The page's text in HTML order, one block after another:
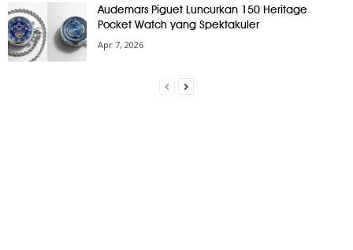
Audemars Piguet Luncurkan 150 Heritage
Pocket Watch yang Spektakuler
Apr 7, 2026